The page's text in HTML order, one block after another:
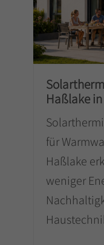
Haßlake
für
Haßlake
weniger